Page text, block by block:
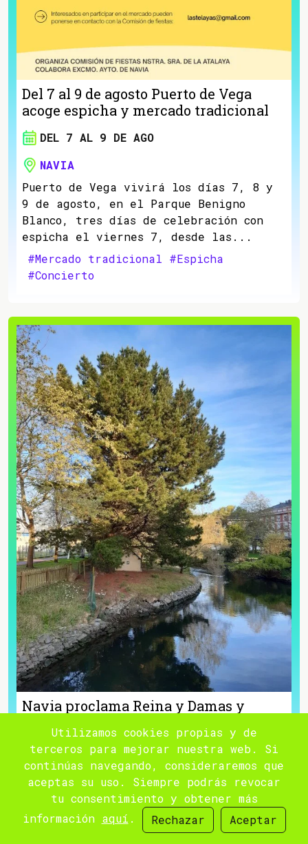
Del 7 al 9 de agosto Puerto de Vega
acoge espicha y mercado tradicional
DEL 7 AL 9 DE AGO
NAVIA
Puerto de Vega vivirá los días 7, 8 y
9 de agosto, en el Parque Benigno
Blanco, tres días de celebración con
espicha el viernes 7, desde las...
#Mercado tradicional #Espicha
#Concierto
Navia proclama Reina y Damas y
EL 7 DE AGO
NAVIA
El viernes 7 de agosto, a las 22:30
horas, la Plaza del Ayuntamiento de
Navia acogerá la proclamación de la
Utilizamos cookies propias y de
terceros para mejorar nuestra web. Si
continúas navegando, consideraremos que
aceptas su uso. Siempre podrás revocar
tu consentimiento y obtener más
información aquí . Rechazar Aceptar